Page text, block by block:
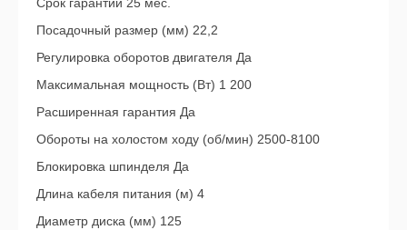
Срок гарантии 25 мес.
Посадочный размер (мм) 22,2
Регулировка оборотов двигателя Да
Максимальная мощность (Вт) 1 200
Расширенная гарантия Да
Обороты на холостом ходу (об/мин) 2500-8100
Блокировка шпинделя Да
Длина кабеля питания (м) 4
Диаметр диска (мм) 125